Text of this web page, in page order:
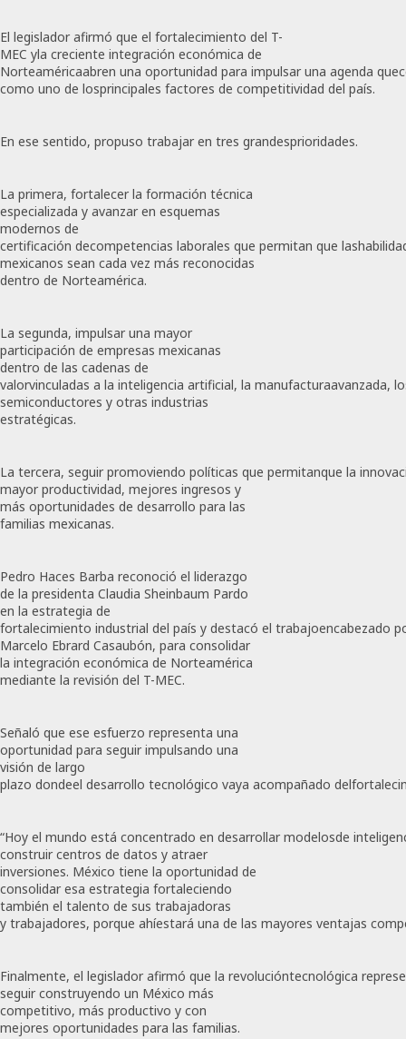
El legislador afirmó que el fortalecimiento del T-
MEC yla creciente integración económica de
Norteaméricaabren una oportunidad para impulsar una agenda
como uno de losprincipales factores de competitividad del país.
En ese sentido, propuso trabajar en tres grandesprioridades.
La primera, fortalecer la formación técnica
especializada y avanzar en esquemas
modernos de
certificación decompetencias laborales que permitan que
mexicanos sean cada vez más reconocidas
dentro de Norteamérica.
La segunda, impulsar una mayor
participación de empresas mexicanas
dentro de las cadenas de
valorvinculadas a la inteligencia artificial, la manufacturaavanzada,
semiconductores y otras industrias
estratégicas.
La tercera, seguir promoviendo políticas que permitanque la
mayor productividad, mejores ingresos y
más oportunidades de desarrollo para las
familias mexicanas.
Pedro Haces Barba reconoció el liderazgo
de la presidenta Claudia Sheinbaum Pardo
en la estrategia de
fortalecimiento industrial del país y destacó el trabajoencabezado
Marcelo Ebrard Casaubón, para consolidar
la integración económica de Norteamérica
mediante la revisión del T-MEC.
Señaló que ese esfuerzo representa una
oportunidad para seguir impulsando una
visión de largo
plazo dondeel desarrollo tecnológico vaya acompañado
“Hoy el mundo está concentrado en desarrollar modelosde
construir centros de datos y atraer
inversiones. México tiene la oportunidad de
consolidar esa estrategia fortaleciendo
también el talento de sus trabajadoras
y trabajadores, porque ahíestará una de las mayores ventajas
Finalmente, el legislador afirmó que la revolucióntecnológica
seguir construyendo un México más
competitivo, más productivo y con
mejores oportunidades para las familias.